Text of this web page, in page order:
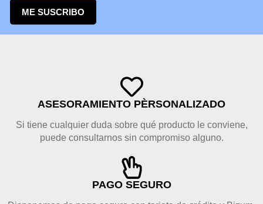
ME SUSCRIBO
ASESORAMIENTO PÈRSONALIZADO
Si tiene cualquier duda sobre qué producto le conviene,
puede consultarnos sin compromiso alguno.
PAGO SEGURO